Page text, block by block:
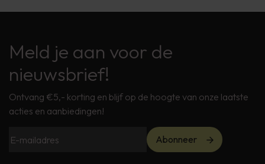
Meld je aan voor de
nieuwsbrief!
Ontvang €5,- korting en blijf op de hoogte van onze laatste
acties en aanbiedingen!
Abonneer